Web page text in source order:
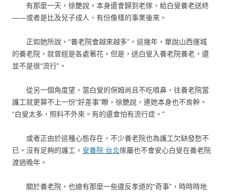
有那麼一天，徐艷說，本身還會歸到老傢，給白叟養老送終
——或者是比及兒子成人、有份像樣的事業後來。
正如她所說，“養老院會越來越多”。這幾年，單說山西運城
的養老院，就曾經是各處著花。但是，送白叟入養老院養老，還
並不是很“流行”。
從另一個角度望，當白叟的保姆尚且不吃噴鼻，往養老院當
護工就更算不上一份“好差事”瞭，徐艷說，連她本身也不肯幹。
“白叟太多，照料不外來。有的還會怕有流行症。”
或者正由於這種心態存在，不少養老院也為護工欠缺發愁不
已。沒有足夠的護工， 安養院 台北傢屬也不會安心白叟在養老院
渡過晚年。
關於養老院，也總有那麼一些違反孝道的“奇事”，時時時地